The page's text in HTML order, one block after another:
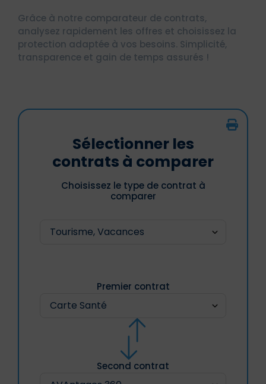
Grâce à notre comparateur de contrats,
analysez rapidement les offres et choisissez la
protection adaptée à vos besoins. Simplicité,
transparence et gain de temps assurés !
Sélectionner les
contrats à comparer
Choisissez le type de contrat à
comparer
Premier contrat
Second contrat